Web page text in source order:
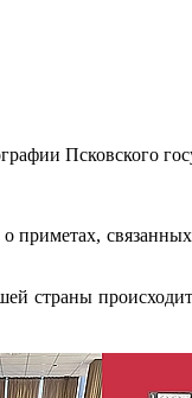
Псковского
приметах,
страны